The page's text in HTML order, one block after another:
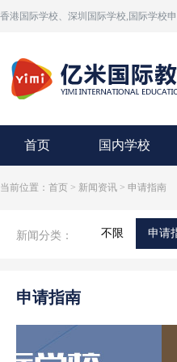
香港国际学校、深圳国际学校,国际学校
首页 国内学校
当前位置：首页 > 新闻资讯 > 申请指南
新闻分类： 不限 申请
申请指南